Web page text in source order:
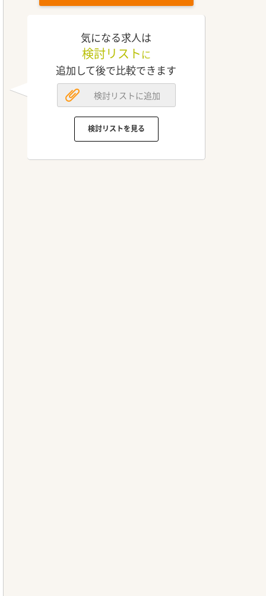
気になる求人は
検討リスト に
追加して後で比較できます
検討リストに追加
検討リストを見る